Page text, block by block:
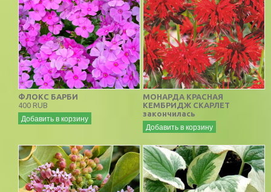
ФЛОКС БАРБИ
400 RUB
Добавить в корзину
МОНАРДА КРАСНАЯ
КЕМБРИДЖ СКАРЛЕТ
закончилась
Добавить в корзину